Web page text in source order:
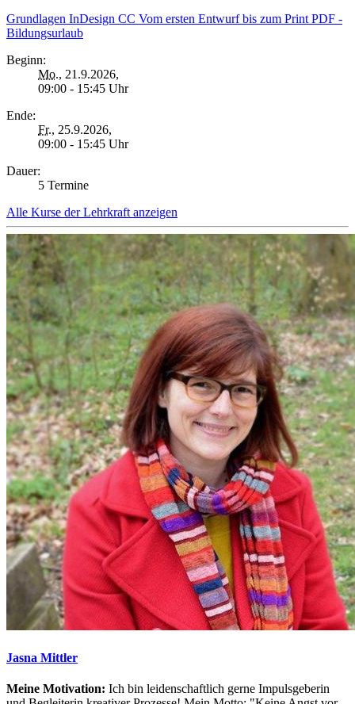
Grundlagen InDesign CC Vom ersten Entwurf bis zum Print PDF -
Bildungsurlaub
Beginn:
Mo., 21.9.2026,
09:00 - 15:45 Uhr
Ende:
Fr., 25.9.2026,
09:00 - 15:45 Uhr
Dauer:
5 Termine
Alle Kurse der Lehrkraft anzeigen
Jasna Mittler
Meine Motivation: Ich bin leidenschaftlich gerne Impulsgeberin